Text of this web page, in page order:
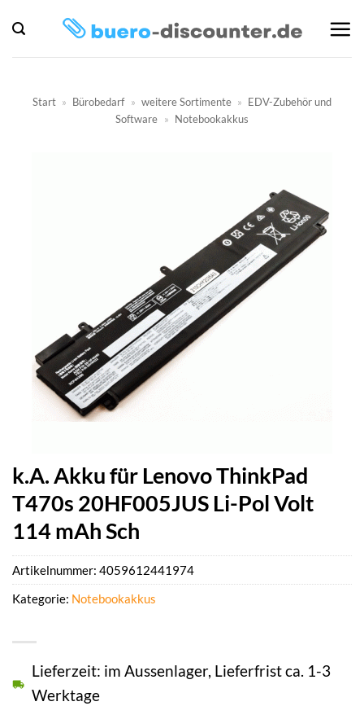
Inhalt
springen
Start » Bürobedarf » weitere Sortimente » EDV-Zubehör und
Software » Notebookakkus
k.A. Akku für Lenovo ThinkPad
T470s 20HF005JUS Li-Pol Volt
114 mAh Sch
Lieferzeit: im Aussenlager, Lieferfrist ca. 1-3
Werktage
Artikelnummer: 4059612441974
Kategorie: Notebookakkus